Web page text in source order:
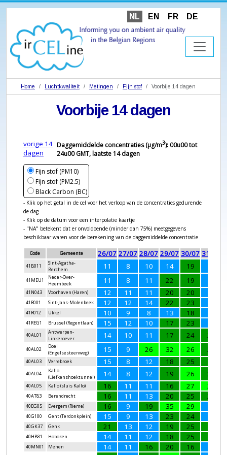
NL EN FR DE
Home Luchtkwaliteit Metingen Fijn stof Voorbije 14 dagen
Voorbije 14 dagen